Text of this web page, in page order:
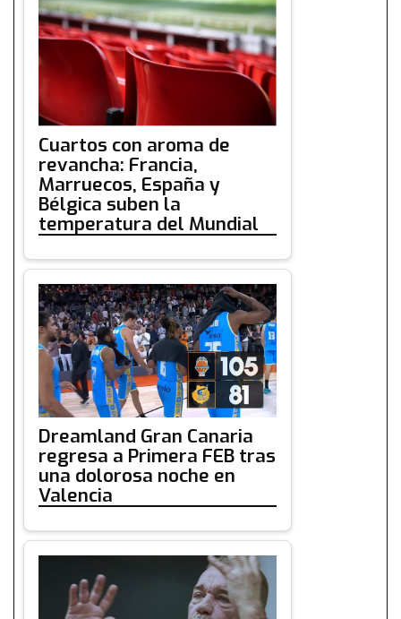
Cuartos con aroma de
revancha: Francia,
Marruecos, España y
Bélgica suben la
temperatura del Mundial
Dreamland Gran Canaria
regresa a Primera FEB tras
una dolorosa noche en
Valencia